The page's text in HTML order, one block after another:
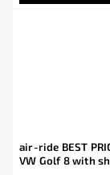
air-ride BEST
VW Golf 8